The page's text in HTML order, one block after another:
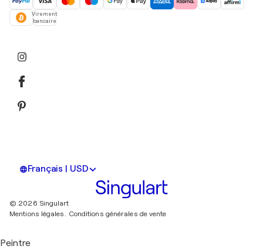
Virement
bancaire
Français | USD
© 2026 Singulart
Mentions légales. Conditions générales de vente
Peintre